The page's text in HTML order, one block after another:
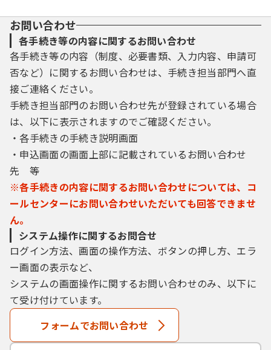
お問い合わせ
各手続き等の内容に関するお問い合わせ
各手続き等の内容（制度、必要書類、入力内容、申請可
否など）に関するお問い合わせは、手続き担当部門へ直
接ご連絡ください。
手続き担当部門のお問い合わせ先が登録されている場合
は、以下に表示されますのでご確認ください。
・各手続きの手続き説明画面
・申込画面の画面上部に記載されているお問い合わせ
先 等
※各手続きの内容に関するお問い合わせについては、コ
ールセンターにお問い合わせいただいても回答できませ
ん。
システム操作に関するお問合せ
ログイン方法、画面の操作方法、ボタンの押し方、エラ
ー画面の表示など、
システムの画面操作に関するお問い合わせのみ、以下に
て受け付けています。
フォームでお問い合わせ